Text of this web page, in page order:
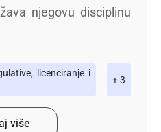
njegovu disciplinu
licenciranje i
+ 3
više